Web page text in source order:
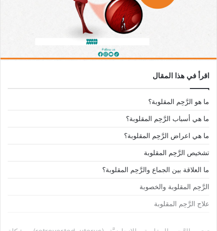
اقرأ في هذا المقال
ما هو الرَّحِم المقلوبة؟
ما هي أسباب الرَّحِم المقلوبة؟
ما هي اعراض الرَّحِم المقلوبة؟
تشخيص الرَّحِم المقلوبة
ما العلاقة بين الجماع والرَّحِم المقلوبة؟
الرَّحِم المقلوبة والخصوبة
علاج الرَّحِم المقلوبة